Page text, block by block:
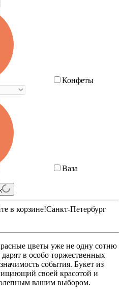
Конфеты
Ваза
в корзине!Санкт-Петербург
цветы уже не одну сотню
в особо торжественных
события. Букет из
своей красотой и
вашим выбором.